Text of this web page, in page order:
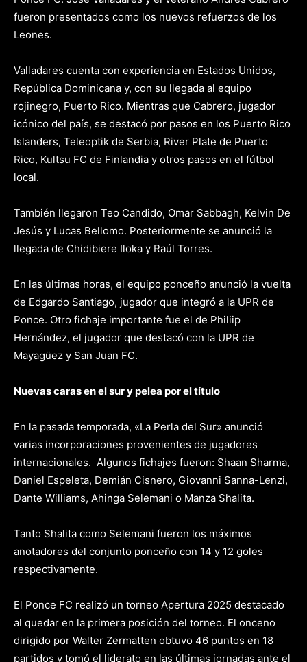
fueron presentados como los nuevos refuerzos de los
Leones.
Valladares cuenta con experiencia en Estados Unidos,
República Dominicana y, con su llegada al equipo
rojinegro, Puerto Rico. Mientras que Cabrero, jugador
icónico del país, se destacó por pasos en los Puerto Rico
Islanders, Teleoptik de Serbia, River Plate de Puerto
Rico, Kultsu FC de Finlandia y otros pasos en el fútbol
local.
También llegaron Teo Candido, Omar Sabbagh, Kelvin De
Jesús y Lucas Bellomo. Posteriormente se anunció la
llegada de Chidibiere Iloka y Raúl Torres.
En las últimas horas, el equipo ponceño anunció la vuelta
de Edgardo Santiago, jugador que integró a la UPR de
Ponce. Otro fichaje importante fue el de Philiip
Hernández, el jugador que destacó con la UPR de
Mayagüez y San Juan FC.
Nuevas caras en el sur y pelea por el título
En la pasada temporada, «La Perla del Sur» anunció
varias incorporaciones provenientes de jugadores
internacionales. Algunos fichajes fueron: Shaan Sharma,
Daniel Espeleta, Demián Cisnero, Giovanni Sanna-Lenzi,
Dante Williams, Ahinga Selemani o Manza Shalita.
Tanto Shalita como Selemani fueron los máximos
anotadores del conjunto ponceño con 14 y 12 goles
respectivamente.
El Ponce FC realizó un torneo Apertura 2025 destacado
al quedar en la primera posición del torneo. El onceno
dirigido por Walter Zermatten obtuvo 46 puntos en 18
partidos y tomó el liderato en las últimas jornadas ante el